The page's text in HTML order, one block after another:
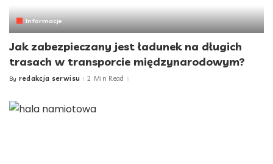
Informacje
Jak zabezpieczany jest ładunek na długich
trasach w transporcie międzynarodowym?
Posted
By redakcja serwisu 2 Min Read